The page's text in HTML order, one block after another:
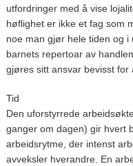
utfordringer med å vise
høflighet er ikke et fag som
noe man gjør hele tiden og
barnets repertoar av
gjøres sitt ansvar bevisst for
Tid
Den uforstyrrede
ganger om dagen) gir hvert
arbeidsrytme, der intenst
avveksler hverandre. En